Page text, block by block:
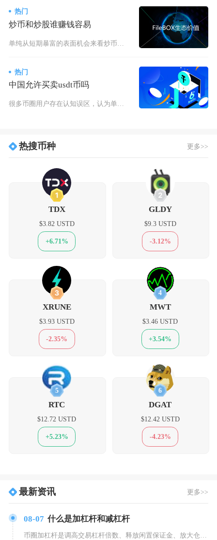
热门
炒币和炒股谁赚钱容易
热门
中国允许买卖usdt币吗
很多币圈用户存在认知误区，认为单纯持有USDT不违法就可以自由买卖，二者存在本质法律区分。
热搜币种 更多>>
1
TDX
$3.82 USTD
+6.71%
2
GLDY
$9.3 USTD
-3.12%
3
XRUNE
$3.93 USTD
-2.35%
4
MWT
$3.46 USTD
+3.54%
5
RTC
$12.72 USTD
+5.23%
6
DGAT
$12.42 USTD
-4.23%
最新资讯 更多>>
08-07 什么是加杠杆和减杠杆
币圈加杠杆是调高交易杠杆倍数、释放闲置保证金、放大仓位盈亏波动，减杠杆是降低杠杆倍数、追加